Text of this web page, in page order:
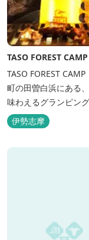
TASO FOREST CAMP
TASO FOREST
町の田曽白浜にある
味わえるグランピング施設です。
https://
伊勢志摩